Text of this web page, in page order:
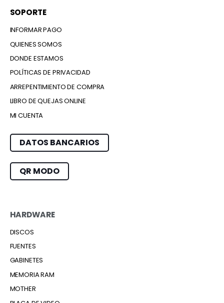
SOPORTE
INFORMAR PAGO
QUIENES SOMOS
DONDE ESTAMOS
POLÍTICAS DE PRIVACIDAD
ARREPENTIMIENTO DE COMPRA
LIBRO DE QUEJAS ONLINE
MI CUENTA
DATOS BANCARIOS
QR MODO
HARDWARE
DISCOS
FUENTES
GABINETES
MEMORIA RAM
MOTHER